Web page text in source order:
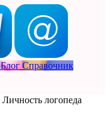
Блог Справочник
Личность логопеда